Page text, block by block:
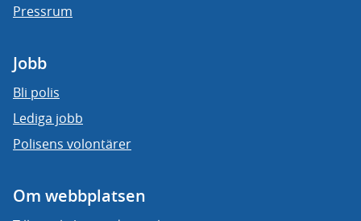
Pressrum
Jobb
Bli polis
Lediga jobb
Polisens volontärer
Om webbplatsen